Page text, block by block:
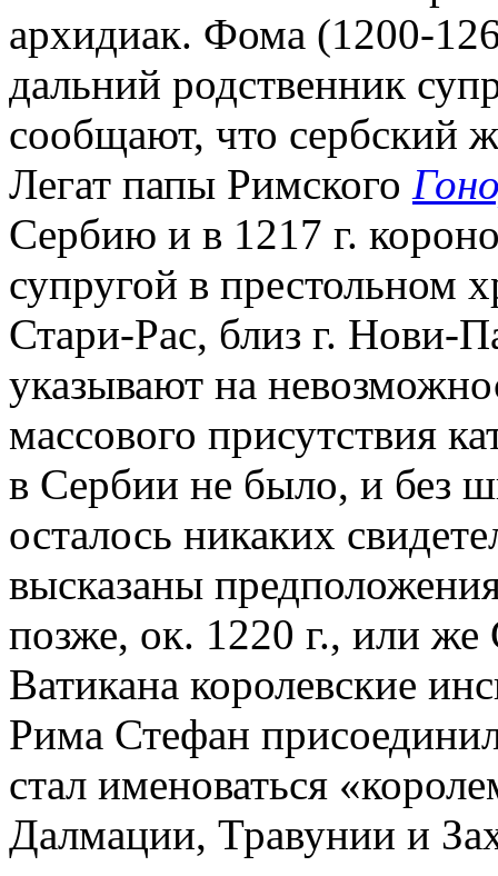
архидиак. Фома (1200-
дальний родственник
сообщают, что сербский
Легат папы Римского
Сербию и в 1217 г.
супругой в престольном
Стари-Рас, близ г. Нови-
указывают на
массового присутствия
в Сербии не было, и без
осталось никаких
высказаны
позже, ок. 1220 г., или
Ватикана королевские
Рима Стефан
стал именоваться
Далмации, Травунии и